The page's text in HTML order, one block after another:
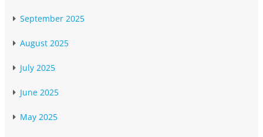
September 2025
August 2025
July 2025
June 2025
May 2025